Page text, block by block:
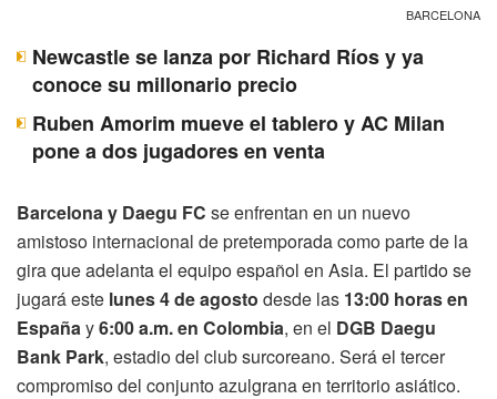
BARCELONA
Newcastle se lanza por Richard Ríos y ya
conoce su millonario precio
Ruben Amorim mueve el tablero y AC Milan
pone a dos jugadores en venta
Barcelona y Daegu FC se enfrentan en un nuevo
amistoso internacional de pretemporada como parte de la
gira que adelanta el equipo español en Asia. El partido se
jugará este lunes 4 de agosto desde las 13:00 horas en
Españay6:00 a.m. en Colombia, en el DGB Daegu
Bank Park, estadio del club surcoreano. Será el tercer
compromiso del conjunto azulgrana en territorio asiático.